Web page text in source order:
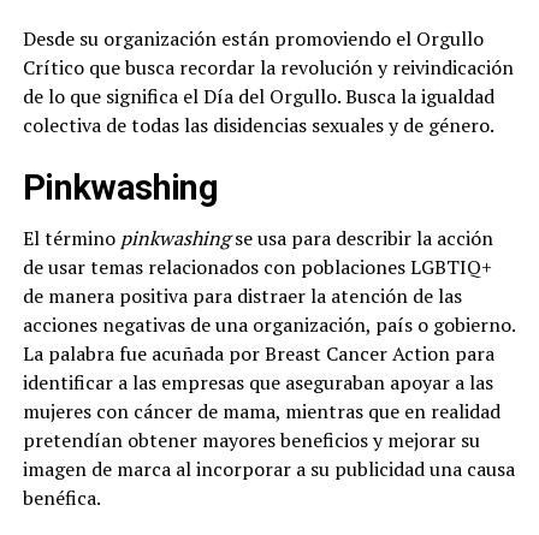
Desde su organización están promoviendo el Orgullo
Crítico que busca recordar la revolución y reivindicación
de lo que significa el Día del Orgullo. Busca la igualdad
colectiva de todas las disidencias sexuales y de género.
Pinkwashing
El término pinkwashingse usa para describir la acción
de usar temas relacionados con poblaciones LGBTIQ+
de manera positiva para distraer la atención de las
acciones negativas de una organización, país o gobierno.
La palabra fue acuñada por Breast Cancer Action para
identificar a las empresas que aseguraban apoyar a las
mujeres con cáncer de mama, mientras que en realidad
pretendían obtener mayores beneficios y mejorar su
imagen de marca al incorporar a su publicidad una causa
benéfica.